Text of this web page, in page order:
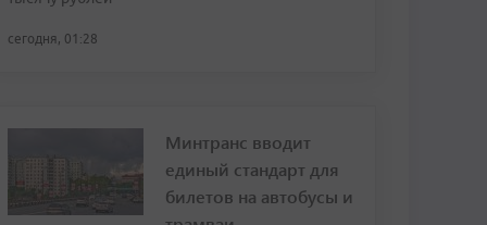
сегодня, 01:28
Минтранс вводит
единый стандарт для
билетов на автобусы и